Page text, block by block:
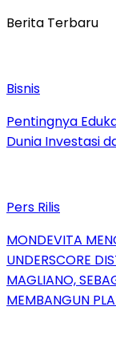
Berita Terbaru
Bisnis
Pentingnya
Dunia Investasi
Pers Rilis
MONDEVITA
UNDERSCORE
MAGLIANO,
MEMBANGUN